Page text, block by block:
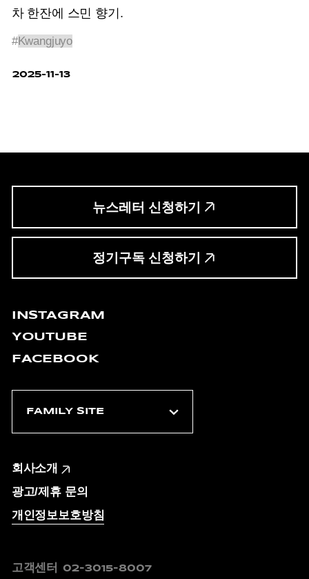
차 한잔에 스민 향기.
#Kwangjuyo
2025-11-13
뉴스레터 신청하기
정기구독 신청하기
INSTAGRAM
YOUTUBE
FACEBOOK
회사소개
광고/제휴 문의
개인정보보호방침
고객센터 02-3015-8007